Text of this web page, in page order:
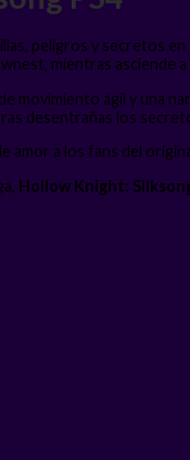
peligros y secretos en
mientras asciende
movimiento ágil y una
desentrañas los
amor a los fans del
Hollow Knight: